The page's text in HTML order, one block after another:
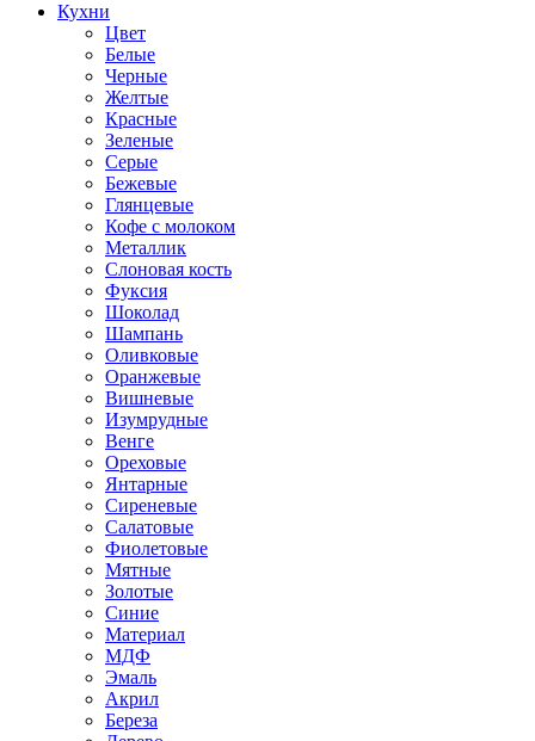
Кухни
Цвет
Белые
Черные
Желтые
Красные
Зеленые
Серые
Бежевые
Глянцевые
Кофе с молоком
Металлик
Слоновая кость
Фуксия
Шоколад
Шампань
Оливковые
Оранжевые
Вишневые
Изумрудные
Венге
Ореховые
Янтарные
Сиреневые
Салатовые
Фиолетовые
Мятные
Золотые
Синие
Материал
МДФ
Эмаль
Акрил
Береза